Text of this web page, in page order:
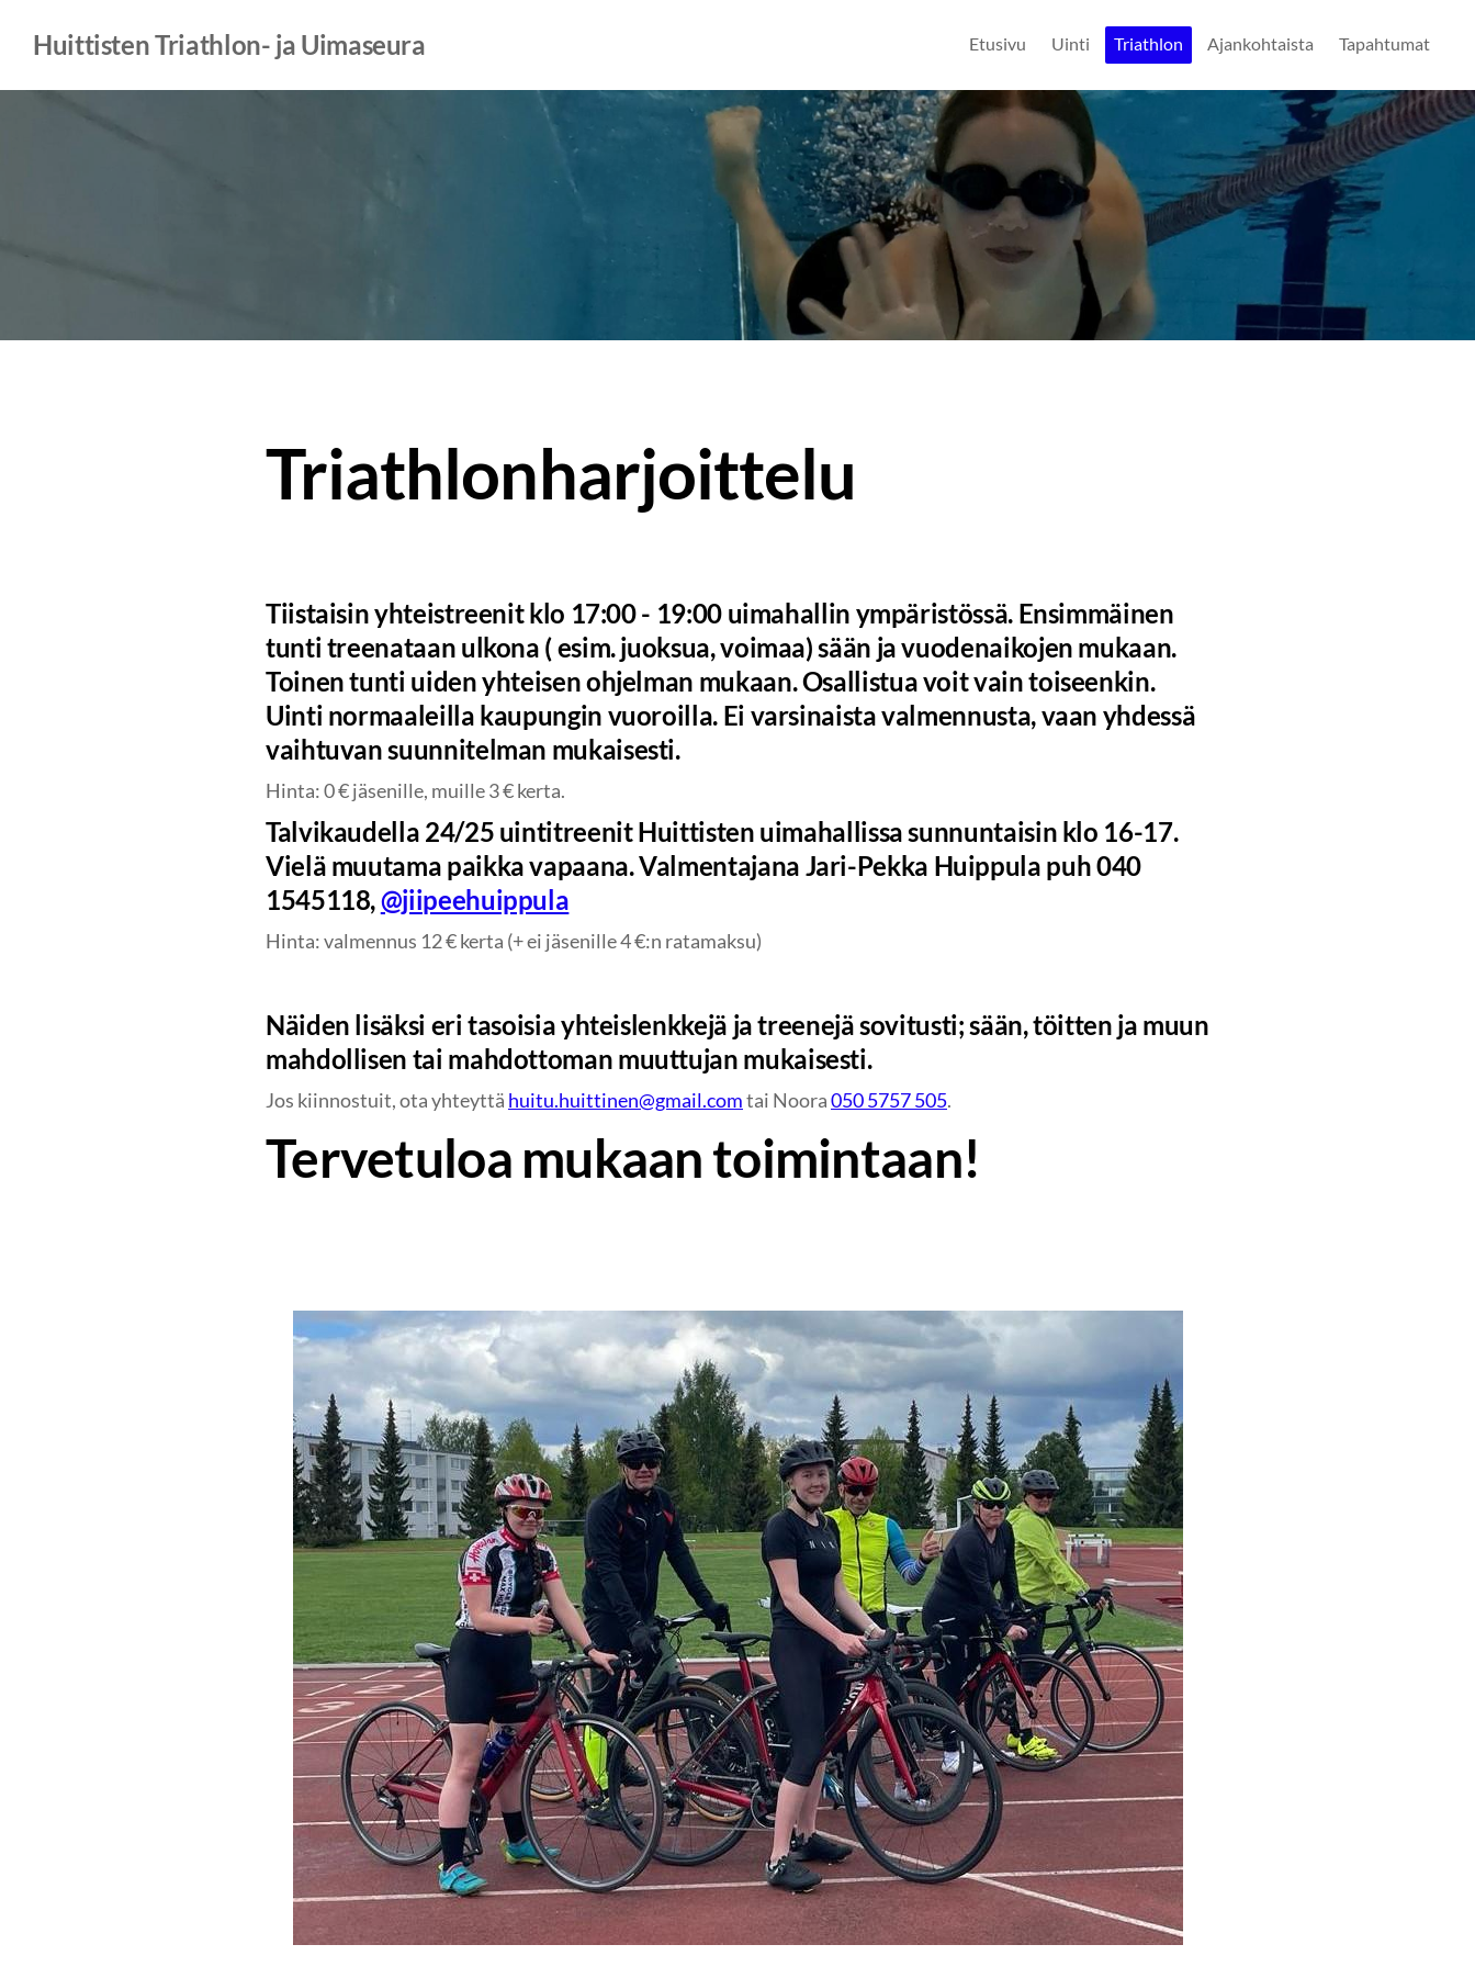
sivun
sisältöön
Huittisten Triathlon- ja Uimaseura Etusivu Uinti Triathlon Ajankohtaista Tapahtumat
Triathlonharjoittelu
Tiistaisin yhteistreenit klo 17:00 - 19:00 uimahallin ympäristössä. Ensimmäinen
tunti treenataan ulkona ( esim. juoksua, voimaa) sään ja vuodenaikojen mukaan.
Toinen tunti uiden yhteisen ohjelman mukaan. Osallistua voit vain toiseenkin.
Uinti normaaleilla kaupungin vuoroilla. Ei varsinaista valmennusta, vaan yhdessä
vaihtuvan suunnitelman mukaisesti.
Hinta: 0 € jäsenille, muille 3 € kerta.
Talvikaudella 24/25 uintitreenit Huittisten uimahallissa sunnuntaisin klo 16-17.
Vielä muutama paikka vapaana. Valmentajana Jari-Pekka Huippula puh 040
1545118,@jiipeehuippula
Hinta: valmennus 12 € kerta (+ ei jäsenille 4 €:n ratamaksu)
Näiden lisäksi eri tasoisia yhteislenkkejä ja treenejä sovitusti; sään, töitten ja muun
mahdollisen tai mahdottoman muuttujan mukaisesti.
Jos kiinnostuit, ota yhteyttä huitu.huittinen@gmail.comtai Noora050 5757 505.
Tervetuloa mukaan toimintaan!